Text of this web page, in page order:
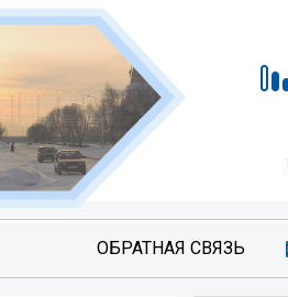
ОБРАТНАЯ СВЯЗЬ